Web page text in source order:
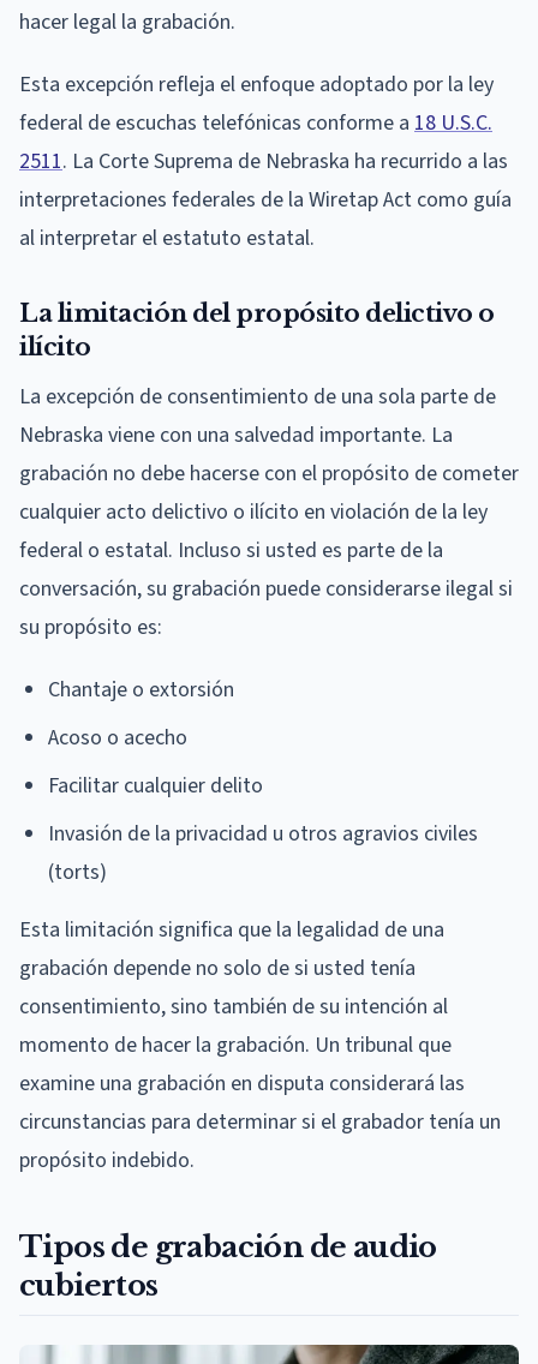
hacer legal la grabación.
Esta excepción refleja el enfoque adoptado por la ley
federal de escuchas telefónicas conforme a 18 U.S.C.
2511. La Corte Suprema de Nebraska ha recurrido a las
interpretaciones federales de la Wiretap Act como guía
al interpretar el estatuto estatal.
La limitación del propósito delictivo o
ilícito
La excepción de consentimiento de una sola parte de
Nebraska viene con una salvedad importante. La
grabación no debe hacerse con el propósito de cometer
cualquier acto delictivo o ilícito en violación de la ley
federal o estatal. Incluso si usted es parte de la
conversación, su grabación puede considerarse ilegal si
su propósito es:
Chantaje o extorsión
Acoso o acecho
Facilitar cualquier delito
Invasión de la privacidad u otros agravios civiles
(torts)
Esta limitación significa que la legalidad de una
grabación depende no solo de si usted tenía
consentimiento, sino también de su intención al
momento de hacer la grabación. Un tribunal que
examine una grabación en disputa considerará las
circunstancias para determinar si el grabador tenía un
propósito indebido.
Tipos de grabación de audio
cubiertos